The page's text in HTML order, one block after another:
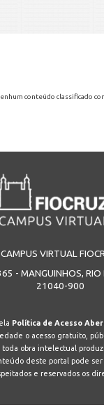
conteúdo classificado
CAMPUS VIRTUAL
- MANGUINHOS, RIO
21040-900
Política de Acesso
o acesso gratuito,
obra intelectual
deste portal pode
e reservados os